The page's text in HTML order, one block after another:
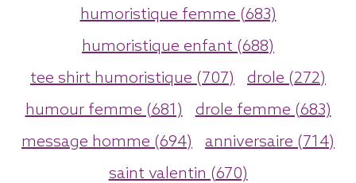
humoristique femme (683)
humoristique enfant (688)
tee shirt humoristique (707)
drole (272)
humour femme (681)
drole femme (683)
message homme (694)
anniversaire (714)
saint valentin (670)